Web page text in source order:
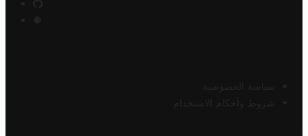
سياسة الخصوصية
شروط وأحكام الاستخدام